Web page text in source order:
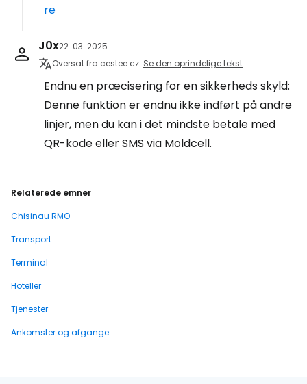
re
J0x22. 03. 2025
Oversat fra cestee.cz Se den oprindelige tekst
Endnu en præcisering for en sikkerheds skyld:
Denne funktion er endnu ikke indført på andre
linjer, men du kan i det mindste betale med
QR-kode eller SMS via Moldcell.
Relaterede emner
Chisinau RMO
Transport
Terminal
Hoteller
Tjenester
Ankomster og afgange